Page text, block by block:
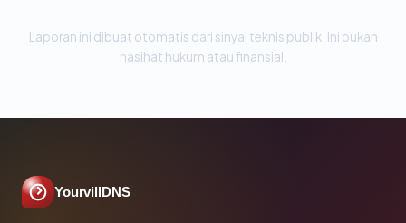
Laporan ini dibuat otomatis dari sinyal teknis publik. Ini bukan
nasihat hukum atau finansial.
YourvillDNS